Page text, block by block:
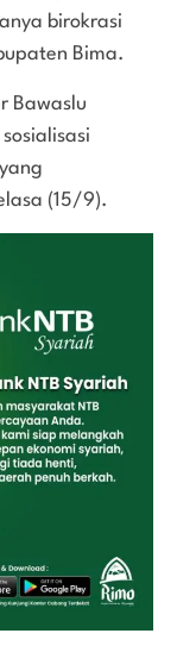
birokrasi
Bima.
Bawaslu
(15/9).